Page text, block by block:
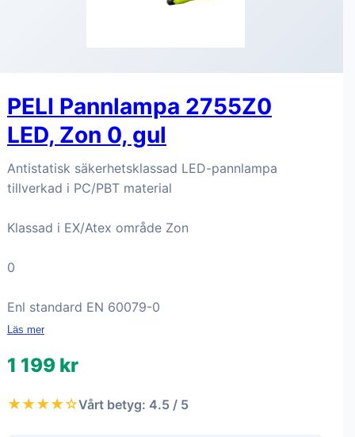
PELI Pannlampa 2755Z0
LED, Zon 0, gul
Antistatisk säkerhetsklassad LED-pannlampa
tillverkad i PC/PBT material
Klassad i EX/Atex område Zon
0
Enl standard EN 60079-0
Läs mer
1 199 kr
★★★★☆Vårt betyg: 4.5 / 5